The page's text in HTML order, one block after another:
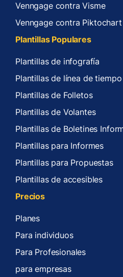
Venngage contra Visme
Venngage contra Piktochart
Plantillas Populares
Plantillas de infografía
Plantillas de línea de tiempo
Plantillas de Folletos
Plantillas de Volantes
Plantillas de Boletines
Plantillas para Informes
Plantillas para Propuestas
Plantillas de accesibles
Precios
Planes
Para individuos
Para Profesionales
para empresas